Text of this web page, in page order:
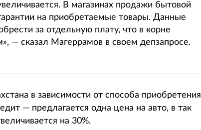
В магазинах продажи бытовой
на приобретаемые товары. Данные
за отдельную плату, что в корне
— сказал Магеррамов в своем депзапросе.
в зависимости от способа приобретения
— предлагается одна цена на авто, в так
на 30%.